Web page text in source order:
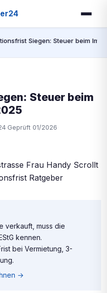
Siegen: Steuer beim
Steuer beim
Geprüft 01/2026
verkauft, muss die
kennen.
bei Vermietung, 3-
→